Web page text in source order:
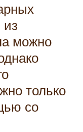
можно
только
со